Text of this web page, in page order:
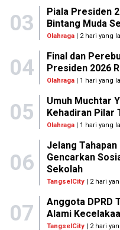
03
Piala Presiden
Bintang Muda
Olahraga| 2 hari yang
04
Final dan
Presiden 2026
Olahraga| 1 hari yang
05
Umuh Muchtar
Kehadiran Pilar
Olahraga| 1 hari yang
06
Jelang Tahapan
Gencarkan
Sekolah
TangselCity| 2 hari
07
Anggota DPRD
Alami
TangselCity| 2 hari